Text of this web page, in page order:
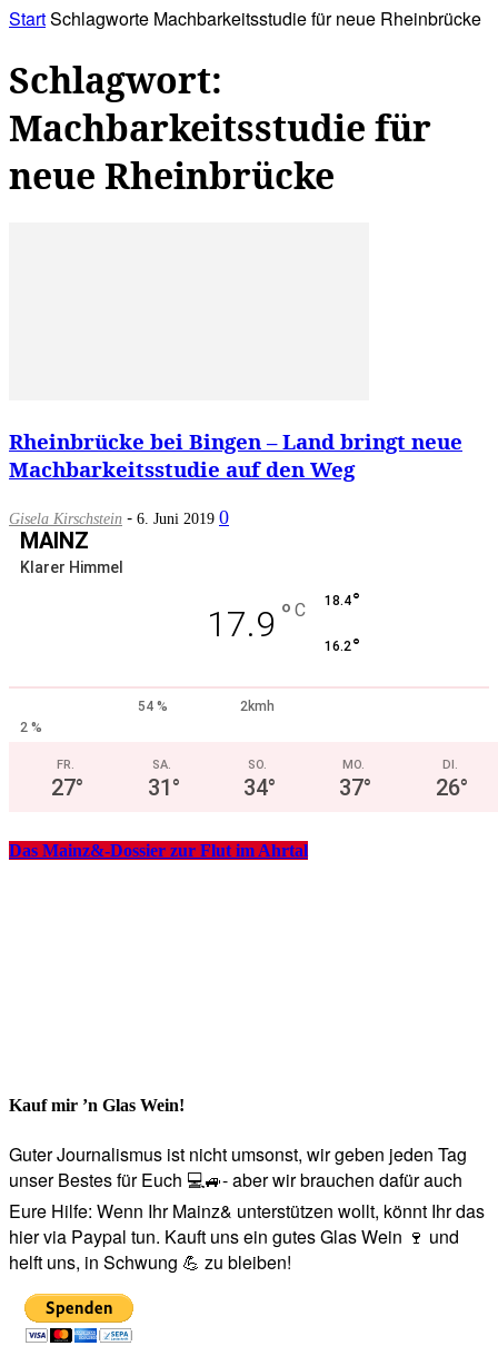
StartSchlagworte Machbarkeitsstudie für neue Rheinbrücke
Schlagwort:
Machbarkeitsstudie für
neue Rheinbrücke
Rheinbrücke bei Bingen – Land bringt neue
Machbarkeitsstudie auf den Weg
Gisela Kirschstein - 6. Juni 2019 0
MAINZ
Klarer Himmel
17.9 ° C 18.4°
16.2°
54 %
2kmh
2 %
FR.
27°
SA.
31°
SO.
34°
MO.
37°
DI.
26°
Das Mainz&-Dossier zur Flut im Ahrtal
Kauf mir ’n Glas Wein!
Guter Journalismus ist nicht umsonst, wir geben jeden Tag
unser Bestes für Euch 💻🚙- aber wir brauchen dafür auch
Eure Hilfe: Wenn Ihr Mainz& unterstützen wollt, könnt Ihr das
hier via Paypal tun. Kauft uns ein gutes Glas Wein 🍷 und
helft uns, in Schwung 💪 zu bleiben!